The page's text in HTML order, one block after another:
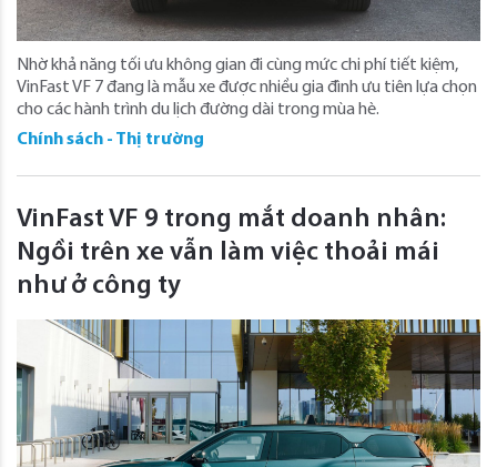
Nhờ khả năng tối ưu không gian đi cùng mức chi phí tiết kiệm,
VinFast VF 7 đang là mẫu xe được nhiều gia đình ưu tiên lựa chọn
cho các hành trình du lịch đường dài trong mùa hè.
Chính sách - Thị trường
VinFast VF 9 trong mắt doanh nhân:
Ngồi trên xe vẫn làm việc thoải mái
như ở công ty